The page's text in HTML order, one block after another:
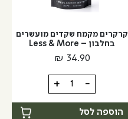
קרקרים מקמח שקדים מועשרים
בחלבון – Less & More
₪ 34.90
-
כמות
של
קרקרים
+
הוספה לסל